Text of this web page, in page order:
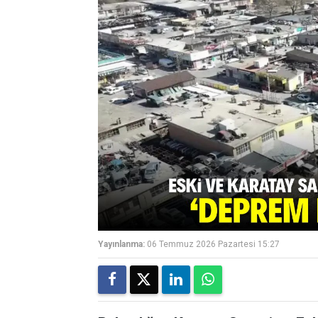
Yayınlanma: 06 Temmuz 2026 Pazartesi 15:27